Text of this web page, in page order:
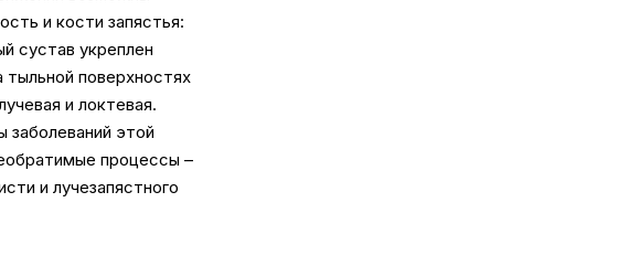
и кости запястья:
сустав укреплен
поверхностях
и локтевая.
заболеваний этой
процессы –
и лучезапястного